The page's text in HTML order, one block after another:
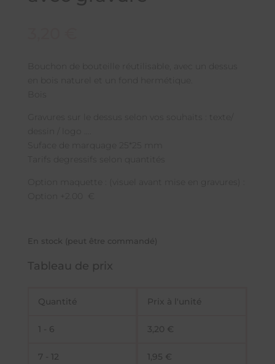
Bouchon de bouteille réutilisable, avec un dessus
en bois naturel et un fond hermétique.
Gravures sur le dessus selon vos souhaits : texte/
dessin / logo ….
Suface de marquage 25*25 mm
Tarifs degressifs selon quantités
Option maquette : (visuel avant mise en gravures) :
Option +2.00 €
En stock (peut être commandé)
Tableau de prix
Quantité
1 - 6
7 - 12
Prix à l'unité
3,20 €
1,95 €